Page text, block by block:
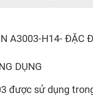
A3003-H14- ĐẶC
DỤNG
được sử dụng